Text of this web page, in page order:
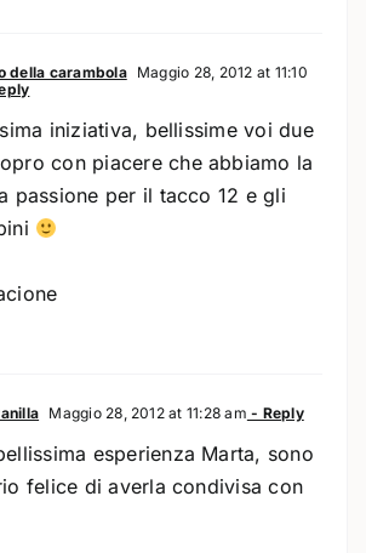
della carambola
Maggio 28, 2012 at 11:10
iniziativa, bellissime voi due
con piacere che abbiamo la
passione per il tacco 12 e gli
Maggio 28, 2012 at 11:28 am - Reply
esperienza Marta, sono
felice di averla condivisa con